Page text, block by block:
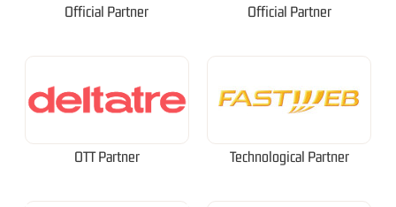
Official Partner Official Partner
OTT Partner Technological Partner